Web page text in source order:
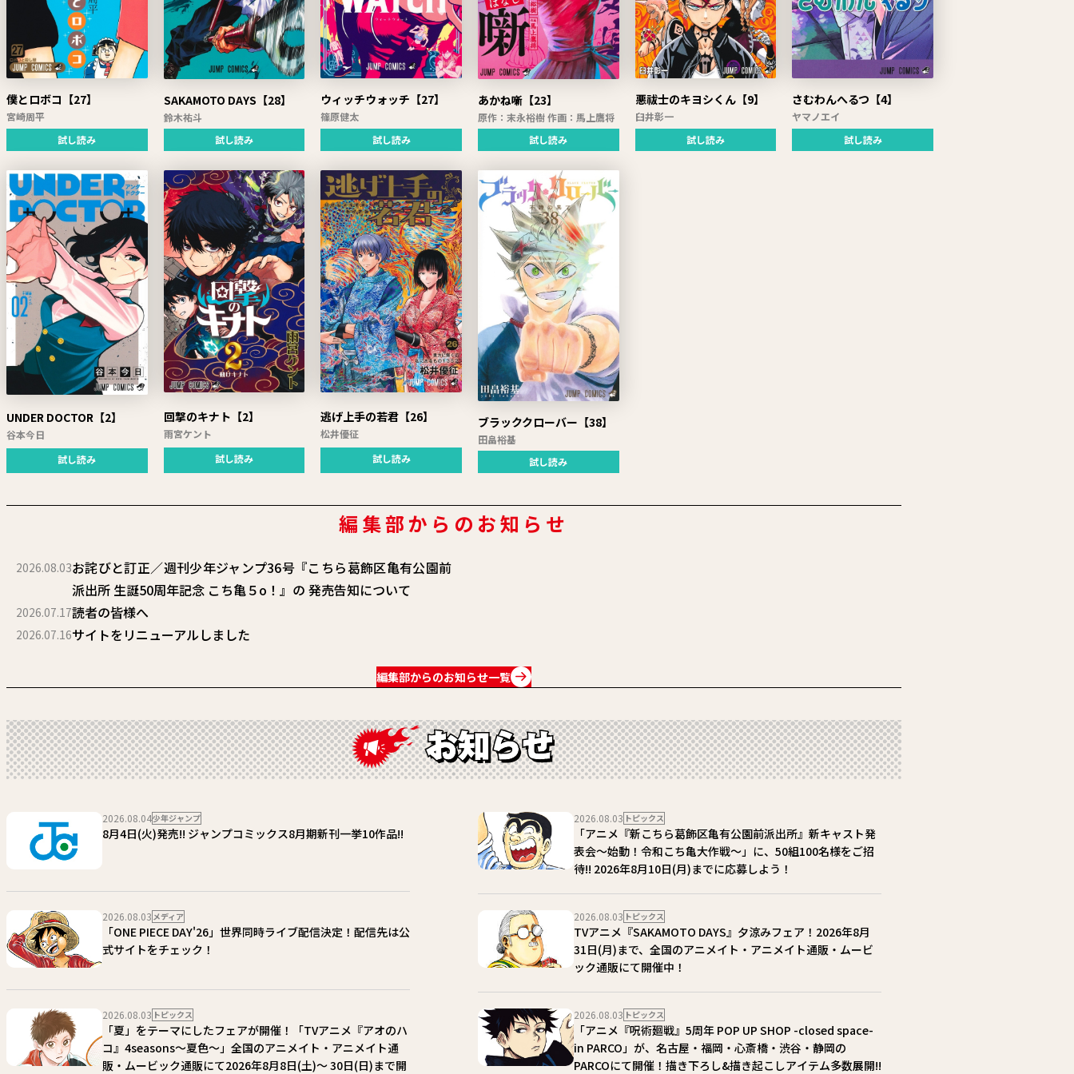
僕とロボコ【27】
宮崎周平
試し読み
SAKAMOTO DAYS【28】
鈴木祐斗
試し読み
ウィッチウォッチ【27】
篠原健太
試し読み
あかね噺【23】
原作：末永裕樹 作画：馬上鷹将
試し読み
悪祓士のキヨシくん【9】
臼井彰一
試し読み
さむわんへるつ【4】
ヤマノエイ
試し読み
UNDER DOCTOR【2】
谷本今日
試し読み
回撃のキナト【2】
雨宮ケント
試し読み
逃げ上手の若君【26】
松井優征
試し読み
ブラッククローバー【38】
田畠裕基
試し読み
編集部からのお知らせ
2026.08.03お詫びと訂正／週刊少年ジャンプ36号『こちら葛飾区亀有公園前
派出所 生誕50周年記念 こち亀５o！』の 発売告知について
2026.07.17読者の皆様へ
2026.07.16サイトをリニューアルしました
編集部からのお知らせ一覧
2026.08.04少年ジャンプ
8月4日(火)発売!! ジャンプコミックス8月期新刊一挙10作品!!
2026.08.03 トピックス
「アニメ『新こちら葛飾区亀有公園前派出所』新キャスト発
表会～始動！令和こち亀大作戦～」に、50組100名様をご招
待!! 2026年8月10日(月)までに応募しよう！
2026.08.03 メディア
「ONE PIECE DAY'26」世界同時ライブ配信決定！配信先は公
式サイトをチェック！
2026.08.03 トピックス
TVアニメ『SAKAMOTO DAYS』夕涼みフェア！2026年8月
31日(月)まで、全国のアニメイト・アニメイト通販・ムービ
ック通販にて開催中！
2026.08.03 トピックス
「夏」をテーマにしたフェアが開催！「TVアニメ『アオのハ
コ』4seasons〜夏色〜」全国のアニメイト・アニメイト通
販・ムービック通販にて2026年8月8日(土)〜 30日(日)まで開
2026.08.03 トピックス
「アニメ『呪術廻戦』5周年 POP UP SHOP -closed space-
in PARCO」が、名古屋・福岡・心斎橋・渋谷・静岡の
PARCOにて開催！描き下ろし&描き起こしアイテム多数展開!!